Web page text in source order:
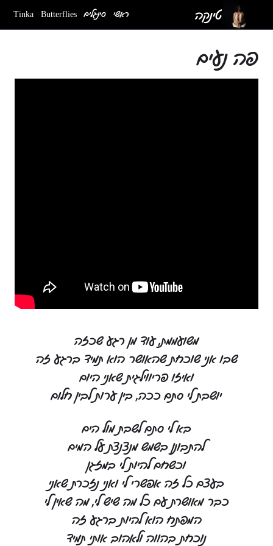
טינקה ראשי סינגלים Butterflies
Tinka
פה נעים
משועממת, עוד מן רגע שכזה
שבו אני שוכחת שהאושר הוא תמיד ברגע זה
ואיזו פריווילגית שאני היום
יושבת לי סתם ככה, בין ערות לבין חלום
בא לי סתם לשבת מול הים
להתבונן בשמש מנצנצת על המים
וכשחם להיות לי במזגן
בעצם כל זה אפשרי לי ואני נזכרת שאני
כבר מאושרת עם כל מה שיש לי, מה שאין לי
המפתח הוא להיות ברגע זה
נוכחת בהווה ולאהוב אותי תמיד